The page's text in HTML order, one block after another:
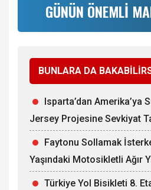
GÜNÜN ÖNEMLİ
BUNLARA DA
Isparta’dan Amerika’ya
Jersey Projesine Sevkiyat
Faytonu Sollamak
Yaşındaki Motosikletli Ağır
Türkiye Yol Bisikleti 8.